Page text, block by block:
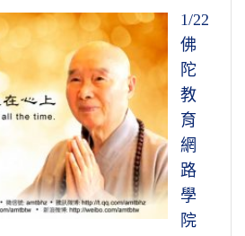
1/22
佛
陀
教
育
網
路
學
院